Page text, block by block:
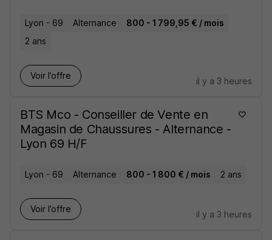
Lyon - 69 Alternance
800 - 1 799,95 € / mois
2 ans
Voir l’offre
il y a 3 heures
BTS Mco - Conseiller de Vente en
Magasin de Chaussures - Alternance -
Lyon 69 H/F
Lyon - 69 Alternance 800 - 1 800 € / mois 2 ans
Voir l’offre
il y a 3 heures